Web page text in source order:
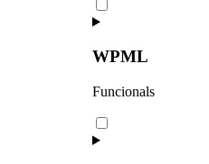
WPML
Funcionals